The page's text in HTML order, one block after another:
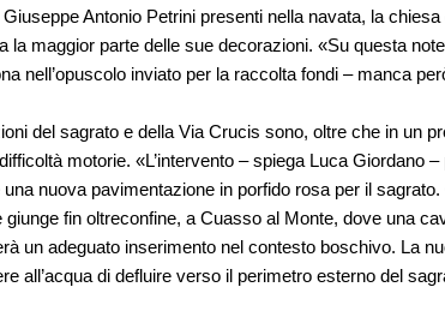
Antonio Petrini presenti nella navata, la
la maggior parte delle sue decorazioni. «Su questa
nell’opuscolo inviato per la raccolta fondi – manca
del sagrato e della Via Crucis sono, oltre che in un
motorie. «L’intervento – spiega Luca Giordano
nuova pavimentazione in porfido rosa per il
fin oltreconfine, a Cuasso al Monte, dove una
un adeguato inserimento nel contesto boschivo. La
all’acqua di defluire verso il perimetro esterno del